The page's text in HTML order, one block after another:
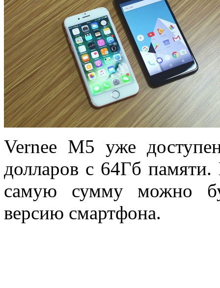
Vernee M5 уже
долларов с 64Гб
самую сумму можно
версию смартфона.